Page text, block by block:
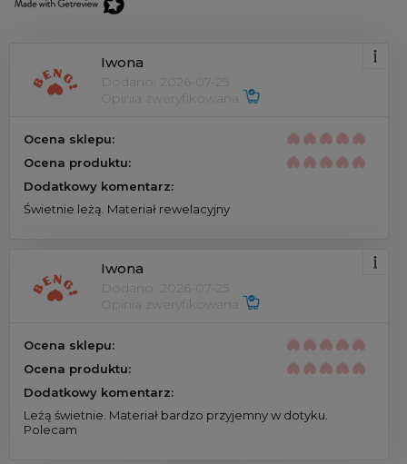
Iwona
Dodano: 2026-07-25
Opinia zweryfikowana
Ocena sklepu:
Ocena produktu:
Dodatkowy komentarz:
Świetnie leżą. Materiał rewelacyjny
Iwona
Dodano: 2026-07-25
Opinia zweryfikowana
Ocena sklepu:
Ocena produktu:
Dodatkowy komentarz:
Leżą świetnie. Materiał bardzo przyjemny w dotyku.
Polecam